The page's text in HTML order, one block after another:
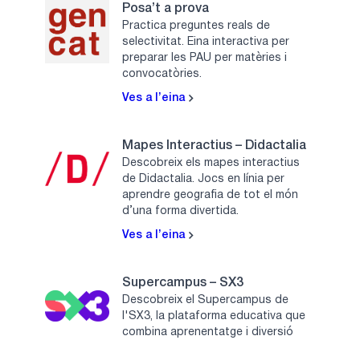
Posa’t a prova
Practica preguntes reals de
selectivitat. Eina interactiva per
preparar les PAU per matèries i
convocatòries.
Ves a l’eina
Mapes Interactius – Didactalia
Descobreix els mapes interactius
de Didactalia. Jocs en línia per
aprendre geografia de tot el món
d’una forma divertida.
Ves a l’eina
Supercampus – SX3
Descobreix el Supercampus de
l'SX3, la plataforma educativa que
combina aprenentatge i diversió